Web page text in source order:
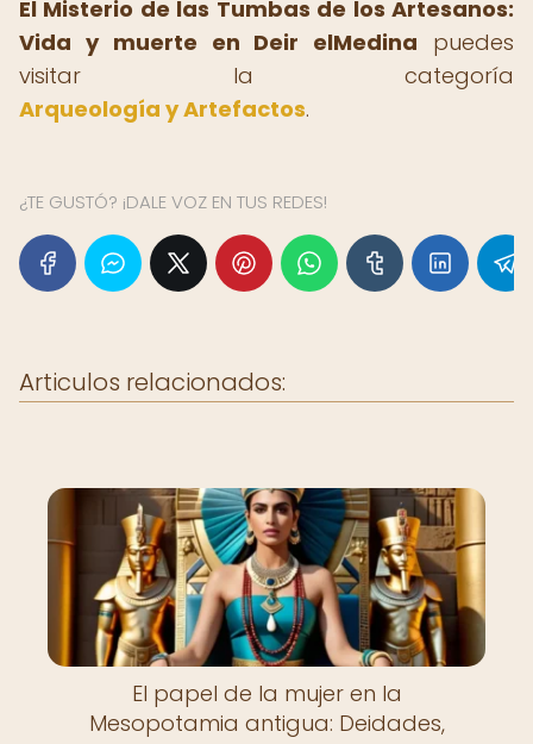
El Misterio de las Tumbas de los Artesanos:
Vida y muerte en Deir elMedina puedes
visitar la categoría
Arqueología y Artefactos.
¿TE GUSTÓ? ¡DALE VOZ EN TUS REDES!
Articulos relacionados:
El papel de la mujer en la
Mesopotamia antigua: Deidades,